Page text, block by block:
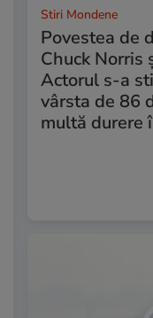
Stiri Mondene
Povestea de
Chuck Norris
Actorul s-a
vârsta de 86
multă durere